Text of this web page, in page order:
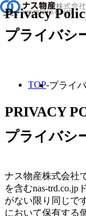
企業情報
ニュース
Privacy
プライバシ
TOP プライ
PRIVACY
プライバシ
ナス物産株式会社
を含むnas-
がない限り同じで
において保有する